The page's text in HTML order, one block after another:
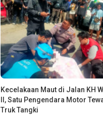
Kecelakaan Maut di Jalan KH
II, Satu Pengendara Motor
Truk Tangki